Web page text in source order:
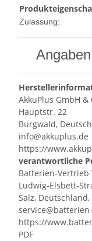
Zulassung:
AkkuPlus GmbH &
Hauptstr. 22
Burgwald,
info@akkuplus.de
https://
verantwortliche
Batterien-Vertrieb
Ludwig-Elsbett-
Salz, Deutschland,
https://
PDF